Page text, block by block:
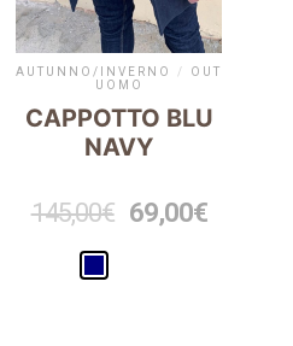
AUTUNNO/INVERNO / OUTLET
UOMO
CAPPOTTO BLU
NAVY
145,00€ 69,00€